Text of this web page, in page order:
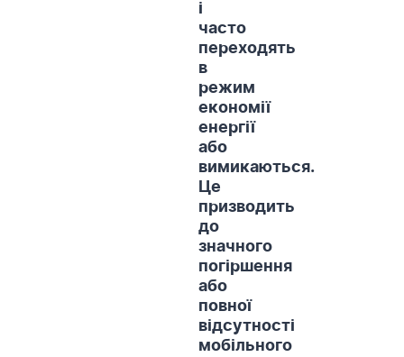
і
часто
переходять
в
режим
економії
енергії
або
вимикаються.
Це
призводить
до
значного
погіршення
або
повної
відсутності
мобільного